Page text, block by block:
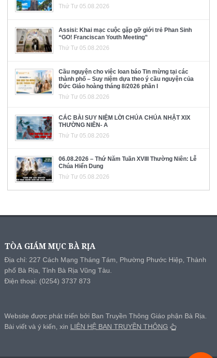
Thứ Tư 05.08.2026
Assisi: Khai mạc cuộc gặp gỡ giới trẻ Phan Sinh
“GO! Franciscan Youth Meeting”
Thứ Tư 05.08.2026
Cầu nguyện cho việc loan báo Tin mừng tại các
thành phố – Suy niệm dựa theo ý cầu nguyện của
Đức Giáo hoàng tháng 8/2026 phần I
Thứ Tư 05.08.2026
CÁC BÀI SUY NIỆM LỜI CHÚA CHÚA NHẬT XIX
THƯỜNG NIÊN- A
Thứ Tư 05.08.2026
06.08.2026 – Thứ Năm Tuần XVIII Thường Niên: Lễ
Chúa Hiển Dung
Thứ Tư 05.08.2026
TÒA GIÁM MỤC BÀ RỊA
Địa chỉ: 227 Cách Mạng Tháng Tám, Phường Phước Hiệp, Thành
phố Bà Rịa, Tỉnh Bà Rịa Vũng Tàu.
Điện thoại: (0254) 3737 873
Website được phát triển bởi Ban Truyền Thông Giáo phận Bà Rịa.
Bài viết và ý kiến, xin LIÊN HỆ BAN TRUYỀN THÔNG